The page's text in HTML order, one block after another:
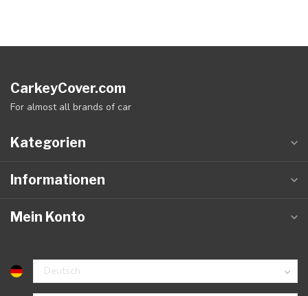
CarkeyCover.com
For almost all brands of car
Kategorien
Informationen
Mein Konto